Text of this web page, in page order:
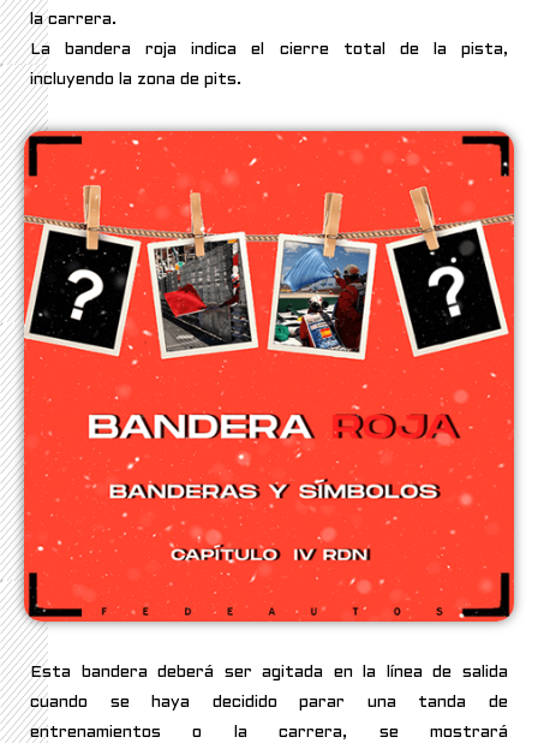
la carrera.
La bandera roja indica el cierre total de la pista,
incluyendo la zona de pits.
Esta bandera deberá ser agitada en la línea de salida
cuando se haya decidido parar una tanda de
entrenamientos o la carrera, se mostrará